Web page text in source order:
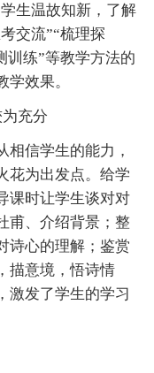
生温故知新，了解
交流”“梳理探
训练”等教学方法的
效果。
充分
相信学生的能力，
花为出发点。给学
课时让学生谈对对
甫、介绍背景；整
诗心的理解；鉴赏
描意境，悟诗情
激发了学生的学习